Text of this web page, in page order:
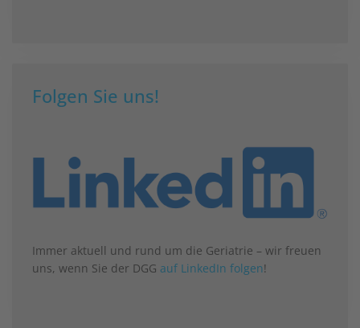
Folgen Sie uns!
Immer aktuell und rund um die Geriatrie – wir freuen
uns, wenn Sie der DGG auf LinkedIn folgen!